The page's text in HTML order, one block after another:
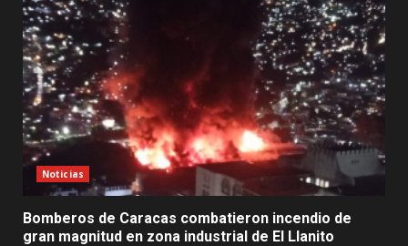
Noticias
Bomberos de Caracas combatieron incendio de
gran magnitud en zona industrial de El Llanito